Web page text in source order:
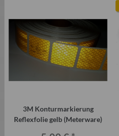
3M Konturmarkierung
Reflexfolie gelb (Meterware)